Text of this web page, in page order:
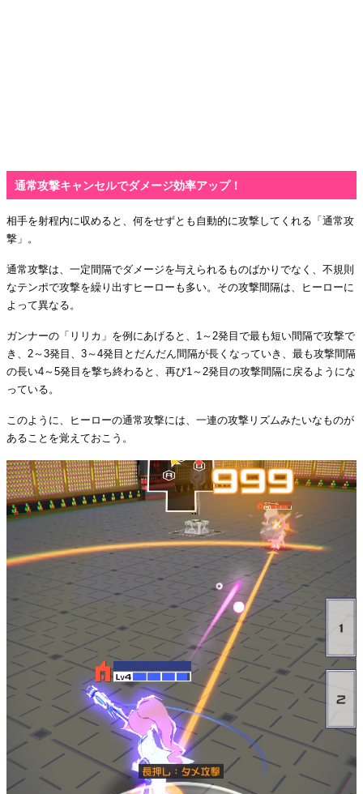
通常攻撃キャンセルでダメージ効率アップ！
相手を射程内に収めると、何をせずとも自動的に攻撃してくれる「通常攻
撃」。
通常攻撃は、一定間隔でダメージを与えられるものばかりでなく、不規則
なテンポで攻撃を繰り出すヒーローも多い。その攻撃間隔は、ヒーローに
よって異なる。
ガンナーの「リリカ」を例にあげると、1～2発目で最も短い間隔で攻撃で
き、2～3発目、3～4発目とだんだん間隔が長くなっていき、最も攻撃間隔
の長い4～5発目を撃ち終わると、再び1～2発目の攻撃間隔に戻るようにな
っている。
このように、ヒーローの通常攻撃には、一連の攻撃リズムみたいなものが
あることを覚えておこう。